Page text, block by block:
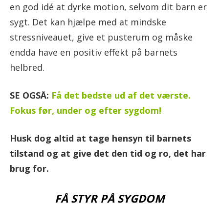
en god idé at dyrke motion, selvom dit barn er
sygt. Det kan hjælpe med at mindske
stressniveauet, give et pusterum og måske
endda have en positiv effekt på barnets
helbred.
SE OGSÅ: Få det bedste ud af det værste.
Fokus før, under og efter sygdom!
Husk dog altid at tage hensyn til barnets
tilstand og at give det den tid og ro, det har
brug for.
FÅ STYR PÅ SYGDOM